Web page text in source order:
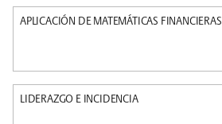
APLICACIÓN DE MATEMÁTICAS FINANCIERAS
LIDERAZGO E INCIDENCIA